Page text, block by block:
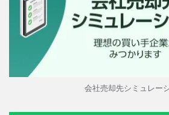
会社売却先シミュレー